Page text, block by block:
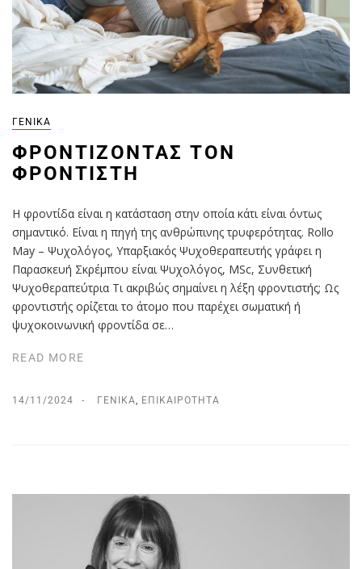
ΓΕΝΙΚΆ
ΦΡΟΝΤΊΖΟΝΤΑΣ ΤΟΝ
ΦΡΟΝΤΙΣΤΉ
Η φροντίδα είναι η κατάσταση στην οποία κάτι είναι όντως
σημαντικό. Είναι η πηγή της ανθρώπινης τρυφερότητας. Rollo
May – Ψυχολόγος, Υπαρξιακός Ψυχοθεραπευτής γράφει η
Παρασκευή Σκρέμπου είναι Ψυχολόγος, MSc, Συνθετική
Ψυχοθεραπεύτρια Τι ακριβώς σημαίνει η λέξη φροντιστής; Ως
φροντιστής ορίζεται το άτομο που παρέχει σωματική ή
ψυχοκοινωνική φροντίδα σε…
READ MORE
14/11/2024 ΓΕΝΙΚΆ, ΕΠΙΚΑΙΡΌΤΗΤΑ